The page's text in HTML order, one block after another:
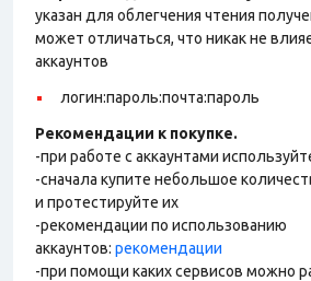
указан для облегчения чтения
может отличаться, что никак не
аккаунтов
логин:пароль:почта:пароль
Рекомендации к покупке.
-при работе с аккаунтами
-сначала купите небольшое
и протестируйте их
-рекомендации по использованию
аккаунтов: рекомендации
-при помощи каких сервисов можно